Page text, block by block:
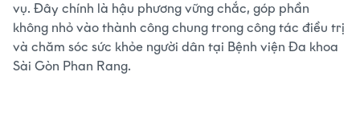
vụ. Đây chính là hậu phương vững chắc, góp phần
không nhỏ vào thành công chung trong công tác điều trị
và chăm sóc sức khỏe người dân tại Bệnh viện Đa khoa
Sài Gòn Phan Rang.